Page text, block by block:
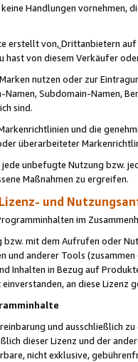
Handlungen vornehmen,
erstellt von,Drittanbietern auf
hast von diesem Verkäufer
nutzen oder zur
Namen, Subdomain-Namen,
sind.
und die
überarbeiteter
unbefugte Nutzung bzw.
Maßnahmen zu ergreifen.
und
im
bzw. mit dem Aufrufen oder
anderer Tools (zusammen
Inhalten in Bezug auf
an diese Lizenz
und ausschließlich
dieser Lizenz und der
nicht exklusive,